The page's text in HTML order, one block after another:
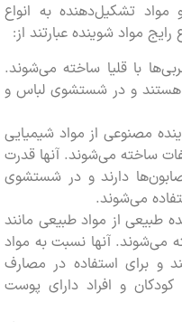
تشکیل‌دهنده به انواع
شوینده عبارتند از:
با قلیا ساخته می‌شوند.
و در شستشوی لباس و
از مواد شیمیایی
می‌شوند. آنها قدرت
دارند و در شستشوی
می‌شوند.
از مواد طبیعی مانند
آنها نسبت به مواد
استفاده در مصارف
و افراد دارای پوست